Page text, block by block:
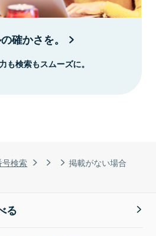
検索 掲載がない場合
確かさを。
も検索もスムーズに。
る